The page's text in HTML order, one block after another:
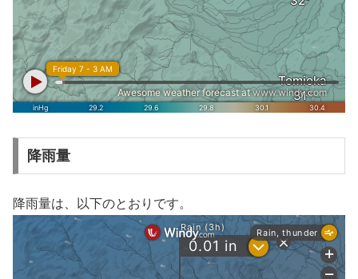
降雨量
降雨量は、以下のとおりです。